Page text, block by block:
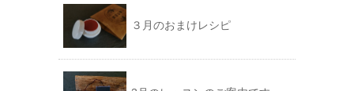
３月のおまけレシピ